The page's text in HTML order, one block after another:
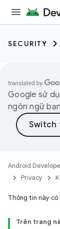
SECURITY
Google sử
ngôn ngữ
Android
Privacy
Thông tin này có
Trên trang